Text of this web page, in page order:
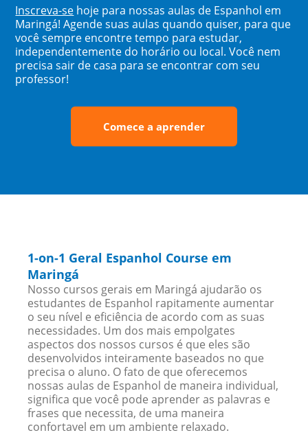
Inscreva-se hoje para nossas aulas de Espanhol em
Maringá! Agende suas aulas quando quiser, para que
você sempre encontre tempo para estudar,
independentemente do horário ou local. Você nem
precisa sair de casa para se encontrar com seu
professor!
Comece a aprender
1-on-1 Geral Espanhol Course em
Maringá
Nosso cursos gerais em Maringá ajudarão os
estudantes de Espanhol rapitamente aumentar
o seu nível e eficiência de acordo com as suas
necessidades. Um dos mais empolgates
aspectos dos nossos cursos é que eles são
desenvolvidos inteiramente baseados no que
precisa o aluno. O fato de que oferecemos
nossas aulas de Espanhol de maneira individual,
significa que você pode aprender as palavras e
frases que necessita, de uma maneira
confortavel em um ambiente relaxado.